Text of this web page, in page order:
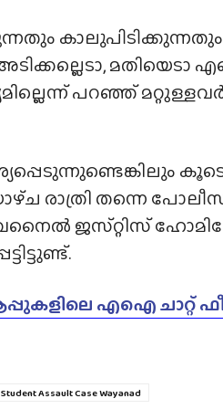
പറഞ്ഞ്
രാത്രി തന്നെ
ജസ്‌റ്റിസ്‌ ഹോമിലേക്ക്
എഐ ചാറ്റ്
Student Assault Case Wayanad